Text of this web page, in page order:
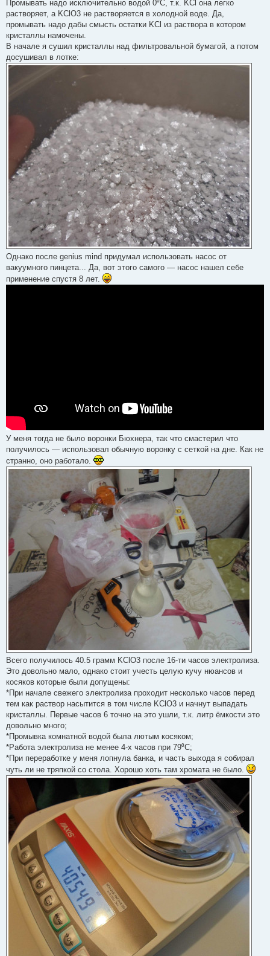
Промывать надо исключительно водой 0⁰С, т.к. KCl она легко
растворяет, а KClO3 не растворяется в холодной воде. Да,
промывать надо дабы смысть остатки KCl из раствора в котором
кристаллы намочены.
В начале я сушил кристаллы над фильтровальной бумагой, а потом
досушивал в лотке:
Однако после genius mind придумал использовать насос от
вакуумного пинцета... Да, вот этого самого — насос нашел себе
применение спустя 8 лет.
У меня тогда не было воронки Бюхнера, так что смастерил что
получилось — использовал обычную воронку с сеткой на дне. Как не
странно, оно работало.
Всего получилось 40.5 грамм KClO3 после 16-ти часов электролиза.
Это довольно мало, однако стоит учесть целую кучу нюансов и
косяков которые были допущены:
*При начале свежего электролиза проходит несколько часов перед
тем как раствор насытится в том числе KClO3 и начнут выпадать
кристаллы. Первые часов 6 точно на это ушли, т.к. литр ёмкости это
довольно много;
*Промывка комнатной водой была лютым косяком;
*Работа электролиза не менее 4-х часов при 79⁰С;
*При переработке у меня лопнула банка, и часть выхода я собирал
чуть ли не тряпкой со стола. Хорошо хоть там хромата не было.